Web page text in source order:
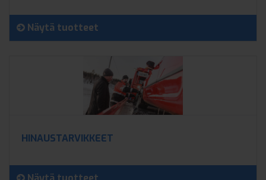
Näytä tuotteet
HINAUSTARVIKKEET